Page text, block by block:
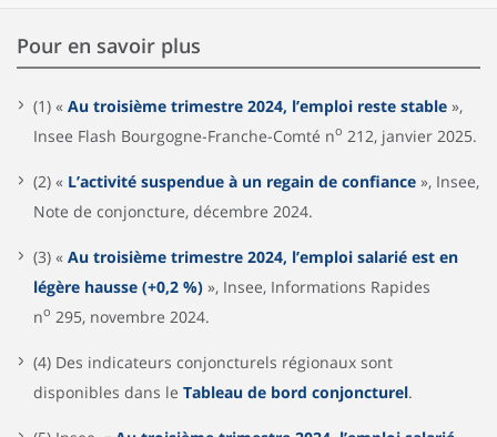
Pour en savoir plus
(1) « Au troisième trimestre 2024, l’emploi reste stable »,
Insee Flash Bourgogne-Franche-Comté no 212, janvier 2025.
(2) « L’activité suspendue à un regain de confiance », Insee,
Note de conjoncture, décembre 2024.
(3) « Au troisième trimestre 2024, l’emploi salarié est en
légère hausse (+0,2 %) », Insee, Informations Rapides
no 295, novembre 2024.
(4) Des indicateurs conjoncturels régionaux sont
disponibles dans le Tableau de bord conjoncturel.